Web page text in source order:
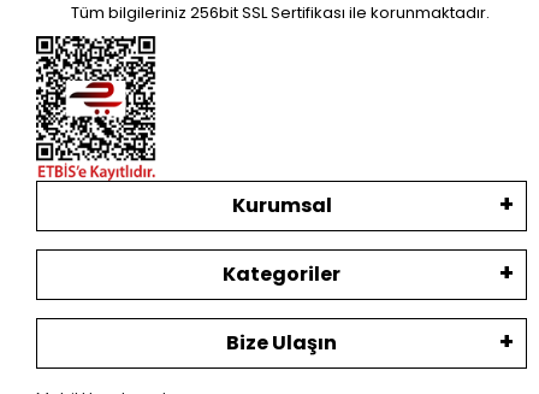
Tüm bilgileriniz 256bit SSL Sertifikası ile korunmaktadır.
Kurumsal
Kategoriler
Bize Ulaşın